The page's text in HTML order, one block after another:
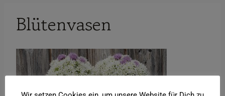
Blütenvasen